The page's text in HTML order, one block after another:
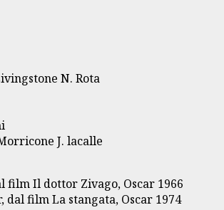
N. Rota
J. lacalle
film Il dottor Zivago, Oscar 1966
film La stangata, Oscar 1974